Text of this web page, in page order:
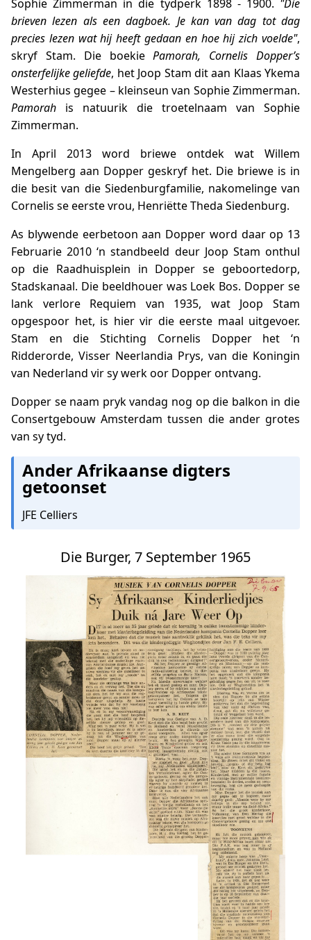
Sophie Zimmerman in die tydperk 1898 - 1900. "Die
brieven lezen als een dagboek. Je kan van dag tot dag
precies lezen wat hij heeft gedaan en hoe hij zich voelde",
skryf Stam. Die boekiePamorah, Cornelis Dopper’s
onsterfelijke geliefde, het Joop Stam dit aan Klaas Ykema
Westerhius gegee – kleinseun van Sophie Zimmerman.
Pamorah is natuurik die troetelnaam van Sophie
Zimmerman.
In April 2013 word briewe ontdek wat Willem
Mengelberg aan Dopper geskryf het. Die briewe is in
die besit van die Siedenburgfamilie, nakomelinge van
Cornelis se eerste vrou, Henriëtte Theda Siedenburg.
As blywende eerbetoon aan Dopper word daar op 13
Februarie 2010 ‘n standbeeld deur Joop Stam onthul
op die Raadhuisplein in Dopper se geboortedorp,
Stadskanaal. Die beeldhouer was Loek Bos. Dopper se
lank verlore Requiem van 1935, wat Joop Stam
opgespoor het, is hier vir die eerste maal uitgevoer.
Stam en die Stichting Cornelis Dopper het ‘n
Ridderorde, Visser Neerlandia Prys, van die Koningin
van Nederland vir sy werk oor Dopper ontvang.
Dopper se naam pryk vandag nog op die balkon in die
Consertgebouw Amsterdam tussen die ander grotes
van sy tyd.
Ander Afrikaanse digters
getoonset
JFE Celliers
Die Burger, 7 September 1965